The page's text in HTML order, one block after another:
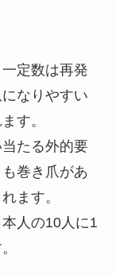
定数は再発
なりやすい
す。
たる外的要
巻き爪があ
ます。
人の10人に1